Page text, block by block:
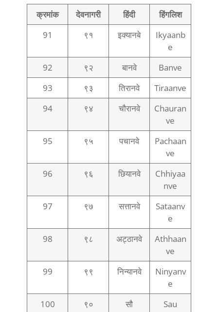
क्रमांक देवनागरी हिंदी
हिंगलिश
91
९१ इक्यानबे
Ikyaanb
e
92
९२ बानवे
Banve
93
९३ तिरानवे
Tiraanve
94
९४ चौरानवे
Chauran
ve
95
९५ पचानवे
Pachaan
ve
96
९६ छियानवे
Chhiyaa
nve
97
९७ सत्तानवे
Sataanv
e
98
९८ अट्ठानवे
Athhaan
ve
99
९९ निन्यानवे
Ninyanv
e
100
९० सौ Sau